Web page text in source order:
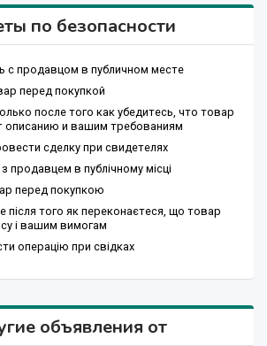
по безопасности
с продавцом в публичном месте
перед покупкой
после того как убедитесь, что товар
описанию и вашим требованиям
сделку при свидетелях
продавцем в публічному місці
перед покупкою
після того як переконаєтеся, що товар
і вашим вимогам
операцію при свідках
объявления от